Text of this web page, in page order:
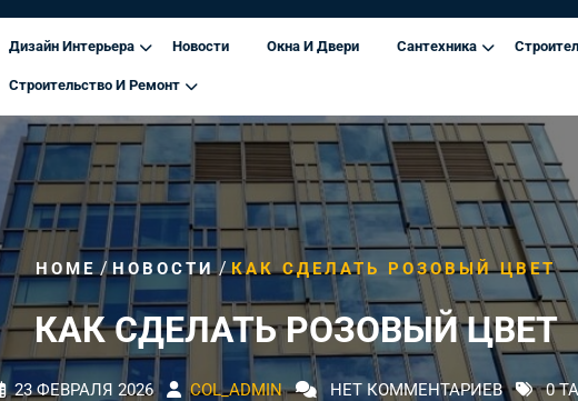
Дизайн Интерьера Новости Окна И Двери Сантехника
Строительство И Ремонт
HOME/НОВОСТИ/КАК СДЕЛАТЬ РОЗОВЫЙ ЦВЕТ
КАК СДЕЛАТЬ РОЗОВЫЙ ЦВЕТ
23 ФЕВРАЛЯ 2026 COL_ADMIN НЕТ КОММЕНТАРИЕВ 0